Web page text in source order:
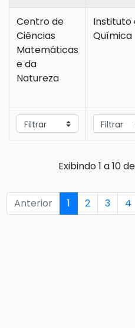
Centro de
Ciências
Matemáticas
e da
Natureza
Instituto
Química
Exibindo 1 a 10
Anterior 1 2 3 4